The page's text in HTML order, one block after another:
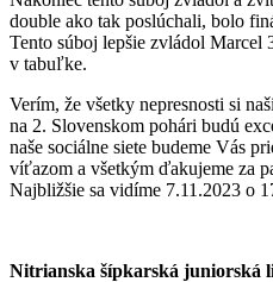
double ako tak poslúchali, bolo
Tento súboj lepšie zvládol Marcel
v tabuľke.
Verím, že všetky nepresnosti si
na 2. Slovenskom pohári budú
naše sociálne siete budeme Vás
víťazom a všetkým ďakujeme za
Najbližšie sa vidíme 7.11.2023 o
Nitrianska šípkarská juniorská